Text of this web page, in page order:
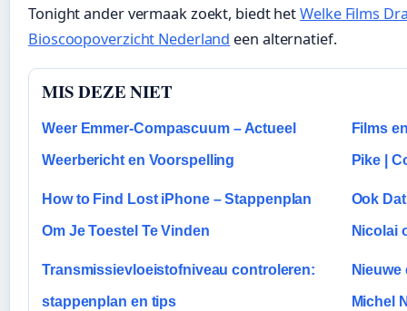
Tonight ander vermaak zoekt, biedt hetWelke Films
Bioscoopoverzicht Nederland een alternatief.
MIS DEZE NIET
Weer Emmer-Compascuum – Actueel
Weerbericht en Voorspelling
Films
Pike |
How to Find Lost iPhone – Stappenplan
Om Je Toestel Te Vinden
Ook
Nicolai
Transmissievloeistofniveau controleren:
stappenplan en tips Michel